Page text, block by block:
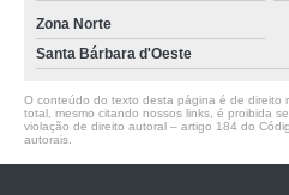
Zona Norte
Santa Bárbara d'Oeste
O conteúdo do texto desta página é de direito
total, mesmo citando nossos links, é proibida
violação de direito autoral – artigo 184 do
autorais